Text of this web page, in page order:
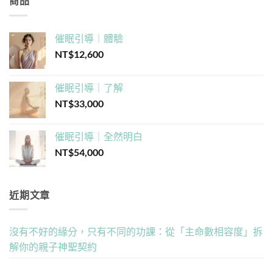
催眠引導｜體驗
NT$12,600
催眠引導｜了解
NT$33,000
催眠引導｜全然明白
NT$54,000
近期文章
沒有不好的緣分，只有不同的功課：從「主命數相容度」拆
解你的親子神聖契約